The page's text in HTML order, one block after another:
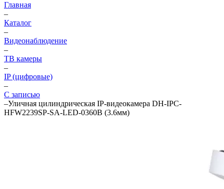
Главная
–
Каталог
–
Видеонаблюдение
–
ТВ камеры
–
IP (цифровые)
–
С записью
–Уличная цилиндрическая IP-видеокамера DH-IPC-
HFW2239SP-SA-LED-0360B (3.6мм)